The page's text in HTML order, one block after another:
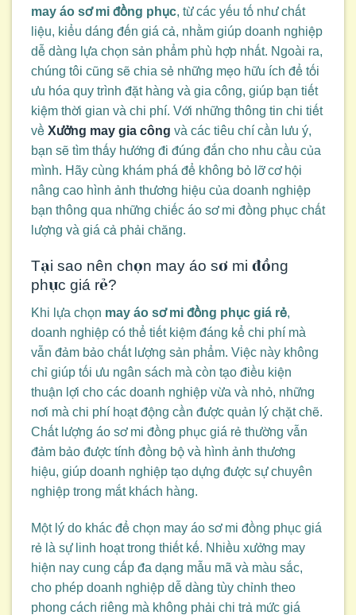
may áo sơ mi đồng phục, từ các yếu tố như chất
liệu, kiểu dáng đến giá cả, nhằm giúp doanh nghiệp
dễ dàng lựa chọn sản phẩm phù hợp nhất. Ngoài ra,
chúng tôi cũng sẽ chia sẻ những mẹo hữu ích để tối
ưu hóa quy trình đặt hàng và gia công, giúp bạn tiết
kiệm thời gian và chi phí. Với những thông tin chi tiết
về Xưởng may gia công và các tiêu chí cần lưu ý,
bạn sẽ tìm thấy hướng đi đúng đắn cho nhu cầu của
mình. Hãy cùng khám phá để không bỏ lỡ cơ hội
nâng cao hình ảnh thương hiệu của doanh nghiệp
bạn thông qua những chiếc áo sơ mi đồng phục chất
lượng và giá cả phải chăng.
Tại sao nên chọn may áo sơ mi đồng
phục giá rẻ?
Khi lựa chọn may áo sơ mi đồng phục giá rẻ,
doanh nghiệp có thể tiết kiệm đáng kể chi phí mà
vẫn đảm bảo chất lượng sản phẩm. Việc này không
chỉ giúp tối ưu ngân sách mà còn tạo điều kiện
thuận lợi cho các doanh nghiệp vừa và nhỏ, những
nơi mà chi phí hoạt động cần được quản lý chặt chẽ.
Chất lượng áo sơ mi đồng phục giá rẻ thường vẫn
đảm bảo được tính đồng bộ và hình ảnh thương
hiệu, giúp doanh nghiệp tạo dựng được sự chuyên
nghiệp trong mắt khách hàng.
Một lý do khác để chọn may áo sơ mi đồng phục giá
rẻ là sự linh hoạt trong thiết kế. Nhiều xưởng may
hiện nay cung cấp đa dạng mẫu mã và màu sắc,
cho phép doanh nghiệp dễ dàng tùy chỉnh theo
phong cách riêng mà không phải chi trả mức giá